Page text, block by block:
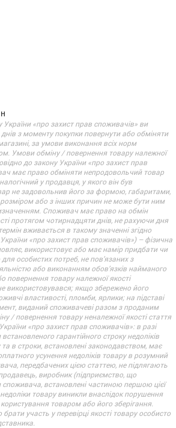
України «про захист прав споживачів» ви
з моменту покупки повернути або обміняти
за умови виконання всіх норм
Умови обміну / повернення товару належної
до закону України «про захист прав
має право обміняти непродовольчий товар
у продавця, у якого він був
не задовольнив його за формою, габаритами,
або з інших причин не може бути ним
Споживач має право на обмін
протягом чотирнадцяти днів, не рахуючи дня
вживається в такому значенні згідно
«про захист прав споживачів») – фізична
використовує або має намір придбати чи
особистих потреб, не пов’язаних з
або виконанням обов’язків найманого
повернення товару належної якості
використовувався; якщо збережено його
властивості, пломби, ярлики; на підставі
виданий споживачеві разом з проданим
/ повернення товару неналежної якості стаття
«про захист прав споживачів»: в разі
гарантійного строку недоліків
в строки, встановлені законодавством, має
усунення недоліків товару в розумний
передбачених цією статтею, не підлягають
виробник (підприємство, що
встановлені частиною першою цієї
товару виникли внаслідок порушення
товаром або його зберігання.
участь у перевірці якості товару особисто